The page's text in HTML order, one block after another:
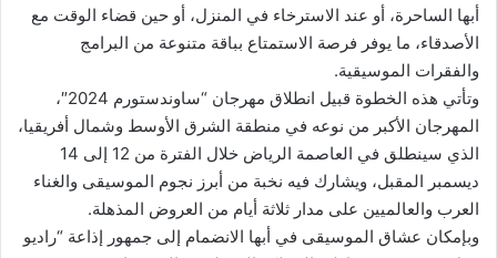
أبها الساحرة، أو عند الاسترخاء في المنزل، أو حين قضاء الوقت مع
الأصدقاء، ما يوفر فرصة الاستمتاع بباقة متنوعة من البرامج
والفقرات الموسيقية.
وتأتي هذه الخطوة قبيل انطلاق مهرجان “ساوندستورم 2024″،
المهرجان الأكبر من نوعه في منطقة الشرق الأوسط وشمال أفريقيا،
الذي سينطلق في العاصمة الرياض خلال الفترة من 12 إلى 14
ديسمبر المقبل، ويشارك فيه نخبة من أبرز نجوم الموسيقى والغناء
العرب والعالميين على مدار ثلاثة أيام من العروض المذهلة.
وبإمكان عشاق الموسيقى في أبها الانضمام إلى جمهور إذاعة “راديو